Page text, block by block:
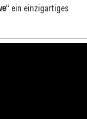
“ ein einzigartiges